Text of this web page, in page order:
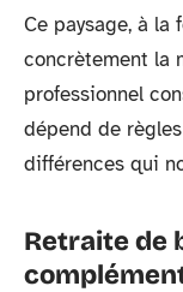
Ce paysage, à la
concrètement la
professionnel
dépend de
différences qui
Retraite de